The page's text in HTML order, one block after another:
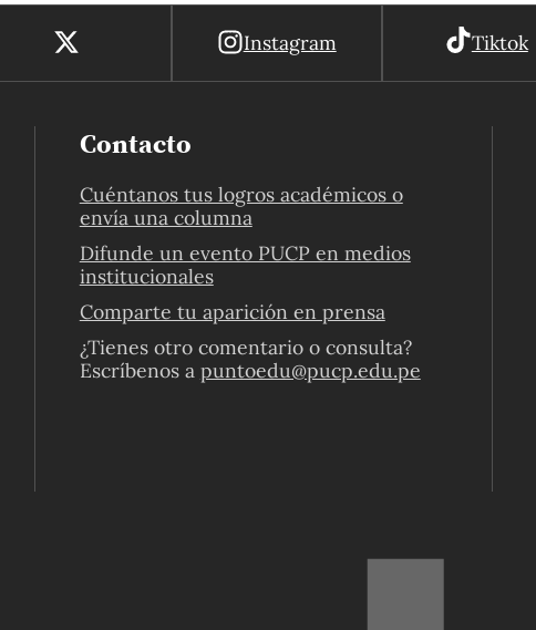
Instagram Tiktok
Contacto
Cuéntanos tus logros académicos o
envía una columna
Difunde un evento PUCP en medios
institucionales
Comparte tu aparición en prensa
¿Tienes otro comentario o consulta?
Escríbenos a puntoedu@pucp.edu.pe